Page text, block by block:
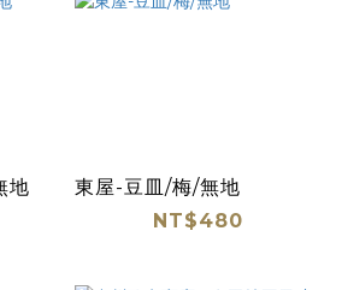
地
東屋-豆皿/梅/無地
NT$480